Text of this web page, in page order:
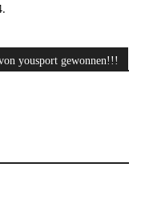
yousport gewonnen!!!